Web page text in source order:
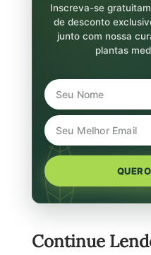
Inscreva-se
de desconto
junto com nossa
plantas
Continue